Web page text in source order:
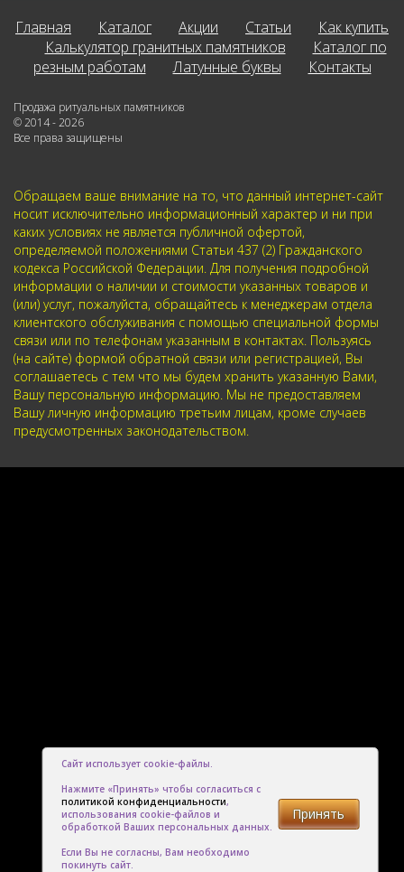
Главная Каталог Акции Статьи
Как купить
Калькулятор гранитных памятников
Каталог по
резным работам
Латунные буквы Контакты
Продажа ритуальных памятников
© 2014 - 2026
Все права защищены
Обращаем ваше внимание на то, что данный интернет-сайт
носит исключительно информационный характер и ни при
каких условиях не является публичной офертой,
определяемой положениями Статьи 437 (2) Гражданского
кодекса Российской Федерации. Для получения подробной
информации о наличии и стоимости указанных товаров и
(или) услуг, пожалуйста, обращайтесь к менеджерам отдела
клиентского обслуживания с помощью специальной формы
связи или по телефонам указанным в контактах. Пользуясь
(на сайте) формой обратной связи или регистрацией, Вы
соглашаетесь с тем что мы будем хранить указанную Вами,
Вашу персональную информацию. Мы не предоставляем
Вашу личную информацию третьим лицам, кроме случаев
предусмотренных законодательством.
Сайт использует cookie-файлы.
Нажмите «Принять» чтобы согласиться с
политикой конфиденциальности,
использования cookie-файлов и
обработкой Ваших персональных данных.
Если Вы не согласны, Вам необходимо
покинуть сайт.
Принять